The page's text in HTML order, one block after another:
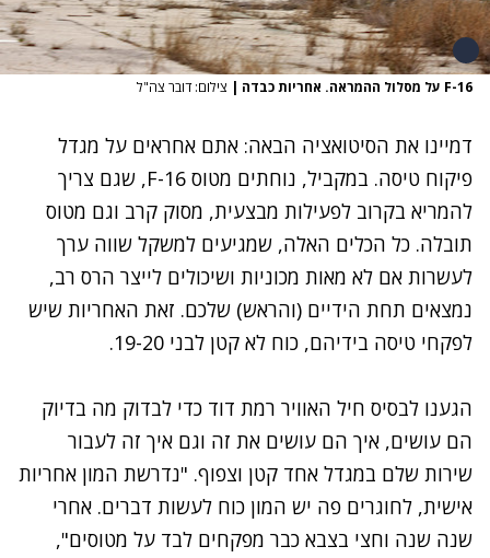
F-16 על מסלול ההמראה. אחריות כבדה | צילום: דובר צה"ל
דמיינו את הסיטואציה הבאה: אתם אחראים על מגדל
פיקוח טיסה. במקביל, נוחתים מטוס F-16
, שגם צריך
להמריא בקרוב לפעילות מבצעית, מסוק קרב וגם מטוס
תובלה. כל הכלים האלה, שמגיעים למשקל שווה ערך
לעשרות אם לא מאות מכוניות ושיכולים לייצר הרס רב,
נמצאים תחת הידיים (והראש) שלכם. זאת האחריות שיש
לפקחי טיסה בידיהם, כוח לא קטן לבני 19-20.
הגענו לבסיס חיל האוויר רמת דוד כדי לבדוק מה בדיוק
הם עושים, איך הם עושים את זה וגם איך זה לעבור
שירות שלם במגדל אחד קטן וצפוף. "נדרשת המון אחריות
אישית, לחוגרים פה יש המון כוח לעשות דברים. אחרי
שנה שנה וחצי בצבא כבר מפקחים לבד על מטוסים",